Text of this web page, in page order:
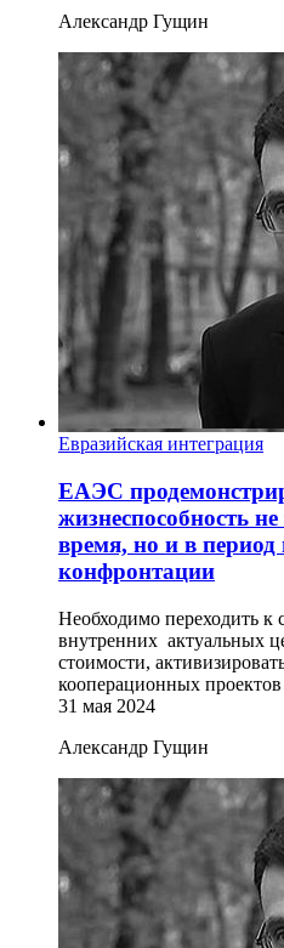
Александр Гущин
Евразийская интеграция
ЕАЭС
жизнеспособность
время, но и в
конфронтации
Необходимо переходить к
внутренних актуальных
стоимости,
кооперационных
31 мая 2024
Александр Гущин